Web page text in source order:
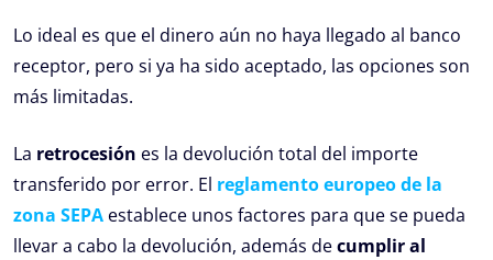
Lo ideal es que el dinero aún no haya llegado al banco
receptor, pero si ya ha sido aceptado, las opciones son
más limitadas.
La retrocesión es la devolución total del importe
transferido por error. El reglamento europeo de la
zona SEPA establece unos factores para que se pueda
llevar a cabo la devolución, además decumplir al